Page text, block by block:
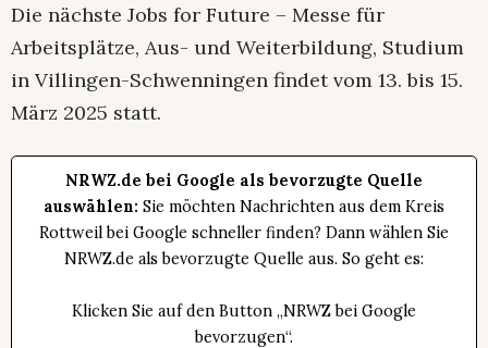
Die nächste Jobs for Future – Messe für
Arbeitsplätze, Aus- und Weiterbildung, Studium
in Villingen-Schwenningen findet vom 13. bis 15.
März 2025 statt.
NRWZ.de bei Google als bevorzugte Quelle
auswählen: Sie möchten Nachrichten aus dem Kreis
Rottweil bei Google schneller finden? Dann wählen Sie
NRWZ.de als bevorzugte Quelle aus. So geht es:
Klicken Sie auf den Button „NRWZ bei Google
bevorzugen“.